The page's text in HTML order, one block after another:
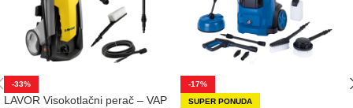
-33%
LAVOR Visokotlačni perač – VAP
-17%
SUPER PONUDA